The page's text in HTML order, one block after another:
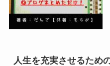
人生を充実させるため